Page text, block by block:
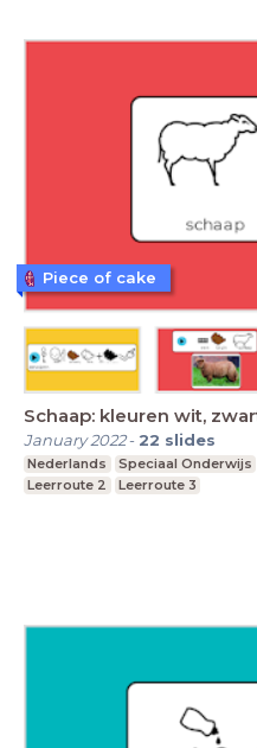
Schaap: kleuren wit,
January 2022- 22 slides
Nederlands Speciaal Onderwijs
Leerroute 2
Leerroute 3
Piece of cake